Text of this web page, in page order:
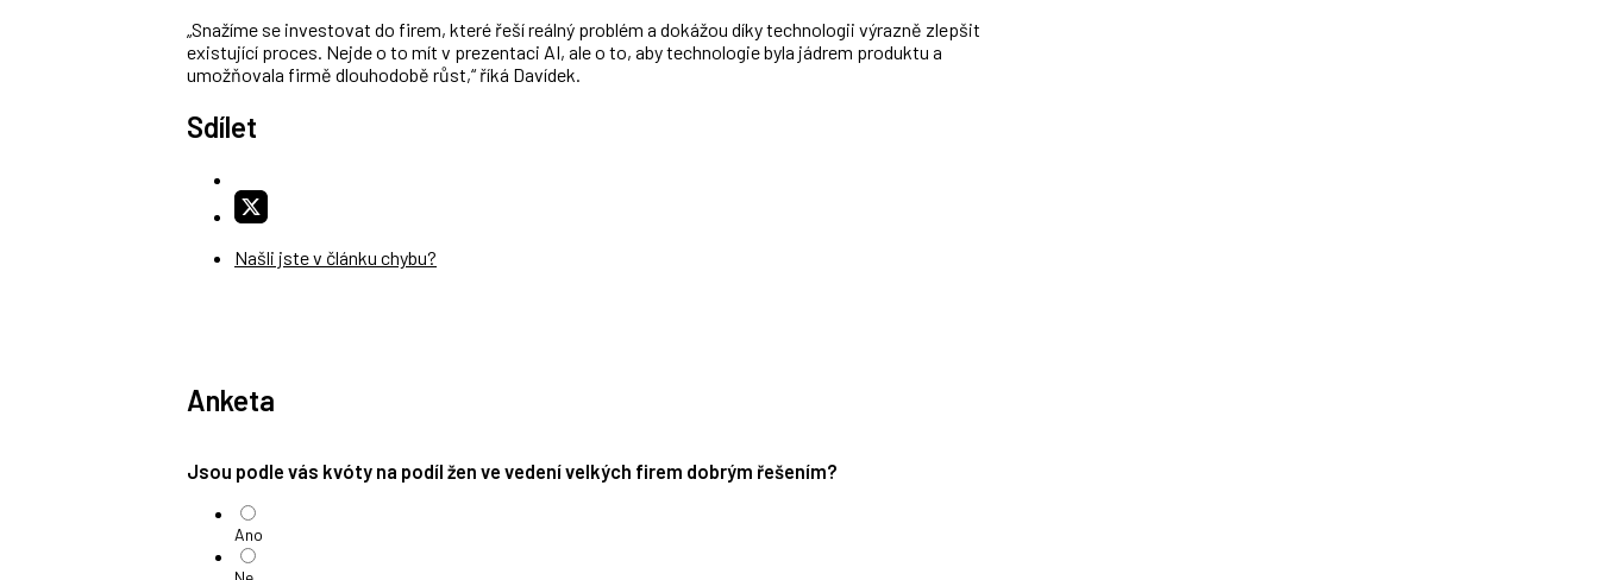
„Snažíme se investovat do firem, které řeší reálný problém a dokážou díky technologii výrazně zlepšit
existující proces. Nejde o to mít v prezentaci AI, ale o to, aby technologie byla jádrem produktu a
umožňovala firmě dlouhodobě růst,“ říká Davídek.
Sdílet
Našli jste v článku chybu?
Anketa
Jsou podle vás kvóty na podíl žen ve vedení velkých firem dobrým řešením?
Ano